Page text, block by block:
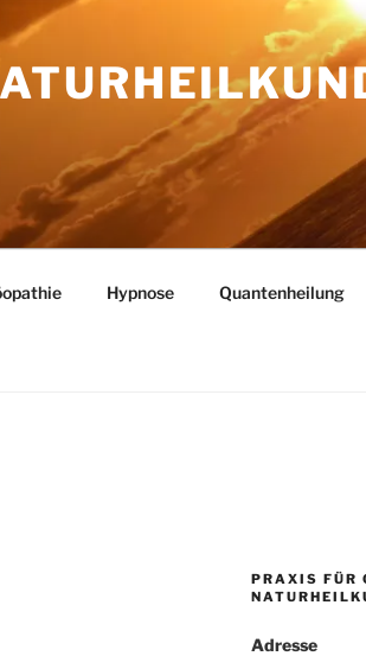
Hypnose Quantenheilung
PRAXIS FÜR
Adresse